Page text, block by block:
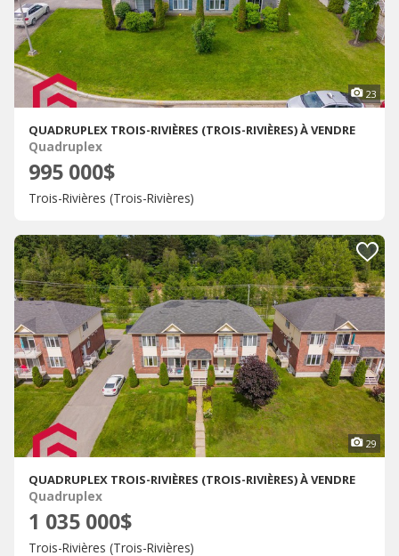
23
QUADRUPLEX TROIS-RIVIÈRES (TROIS-RIVIÈRES) À VENDRE
Quadruplex
995 000$
Trois-Rivières (Trois-Rivières)
29
QUADRUPLEX TROIS-RIVIÈRES (TROIS-RIVIÈRES) À VENDRE
Quadruplex
1 035 000$
Trois-Rivières (Trois-Rivières)